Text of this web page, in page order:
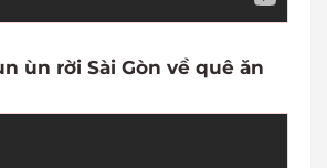
ùn rời Sài Gòn về quê ăn